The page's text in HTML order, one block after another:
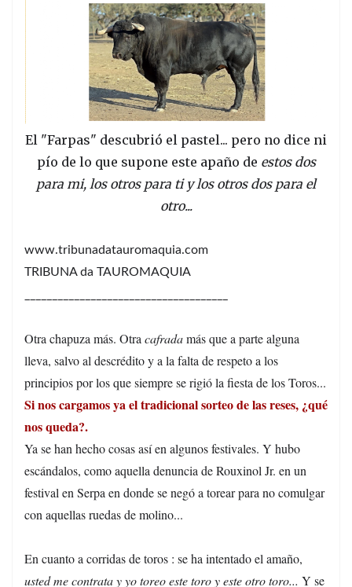
El "Farpas" descubrió el pastel... pero no dice ni
pío de lo que supone este apaño de estos dos
para mi, los otros para ti y los otros dos para el
otro...
www.tribunadatauromaquia.com
TRIBUNA da TAUROMAQUIA
Otra chapuza más. Otracafradamás que a parte alguna
lleva, salvo al descrédito y a la falta de respeto a los
principios por los que siempre se rigió la fiesta de los Toros...
Si nos cargamos ya el tradicional sorteo de las reses, ¿qué
nos queda?.
Ya se han hecho cosas así en algunos festivales. Y hubo
escándalos, como aquella denuncia de Rouxinol Jr. en un
festival en Serpa en donde se negó a torear para no comulgar
con aquellas ruedas de molino...
En cuanto a corridas de toros : se ha intentado el amaño,
usted me contrata y yo toreo este toro y este otro toro... Y se